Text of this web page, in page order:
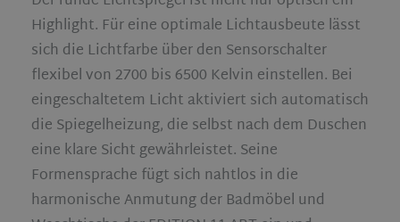
Highlight. Für eine optimale Lichtausbeute lässt
sich die Lichtfarbe über den Sensorschalter
flexibel von 2700 bis 6500 Kelvin einstellen. Bei
eingeschaltetem Licht aktiviert sich automatisch
die Spiegelheizung, die selbst nach dem Duschen
eine klare Sicht gewährleistet. Seine
Formensprache fügt sich nahtlos in die
harmonische Anmutung der Badmöbel und